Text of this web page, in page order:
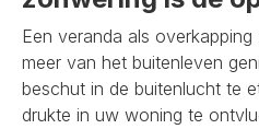
Een veranda als
meer van het buitenleven
beschut in de buitenlucht te
drukte in uw woning te